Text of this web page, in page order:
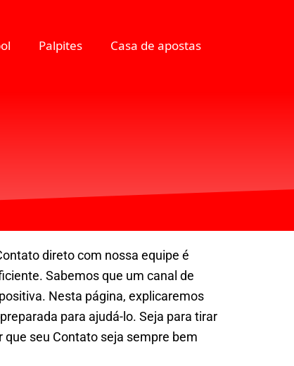
Palpites Casa de apostas
direto com nossa equipe é
Sabemos que um canal de
Nesta página, explicaremos
para ajudá-lo. Seja para tirar
seu Contato seja sempre bem